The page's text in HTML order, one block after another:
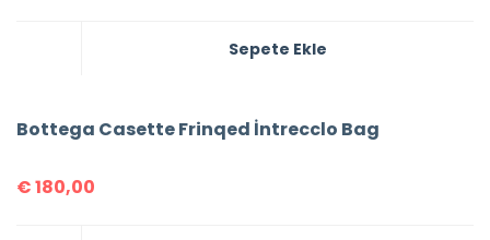
Sepete Ekle
Bottega Casette Frinqed İntrecclo Bag
€180,00